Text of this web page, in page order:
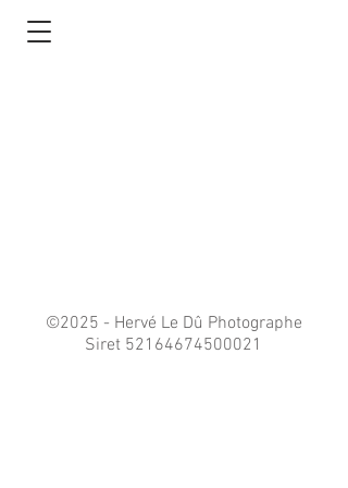
©2025 - Hervé Le Dû Photographe
Siret 52164674500021